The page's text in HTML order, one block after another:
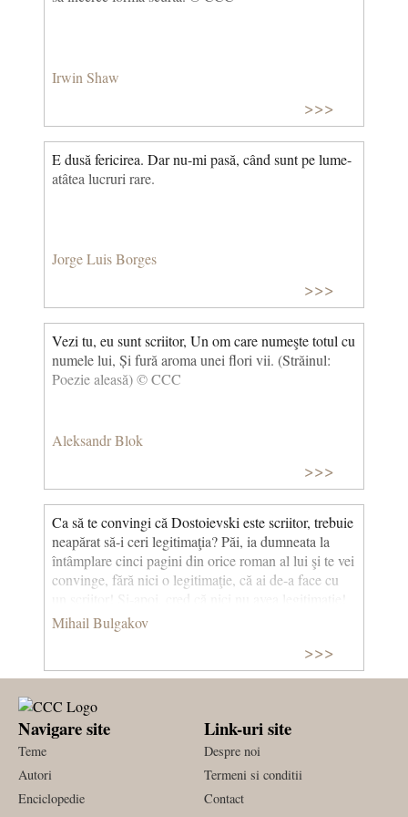
Irwin Shaw
>>>
E dusă fericirea. Dar nu-mi pasă, când sunt pe lume-
atâtea lucruri rare.
Jorge Luis Borges
>>>
Vezi tu, eu sunt scriitor, Un om care numeşte totul cu
numele lui, Și fură aroma unei flori vii. (Străinul:
Poezie aleasă) © CCC
Aleksandr Blok
>>>
Ca să te convingi că Dostoievski este scriitor, trebuie
neapărat să-i ceri legitimaţia? Păi, ia dumneata la
întâmplare cinci pagini din orice roman al lui şi te vei
convinge, fără nici o legitimaţie, că ai de-a face cu
(Maestrul și Margareta)
Mihail Bulgakov
>>>
Navigare site
Teme
Autori
Enciclopedie
Link-uri site
Despre noi
Termeni si conditii
Contact